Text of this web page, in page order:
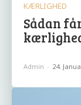
KÆRLIGHED
Sådan
Admin - 24.